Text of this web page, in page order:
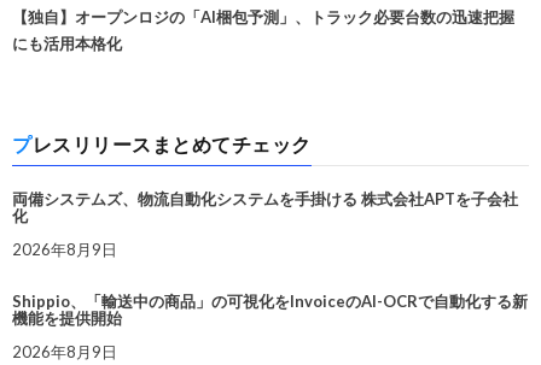
【独自】オープンロジの「AI梱包予測」、トラック必要台数の迅速把握
にも活用本格化
プレスリリースまとめてチェック
両備システムズ、物流自動化システムを手掛ける 株式会社APTを子会社
化
2026年8月9日
Shippio、「輸送中の商品」の可視化をInvoiceのAI-OCRで自動化する新
機能を提供開始
2026年8月9日